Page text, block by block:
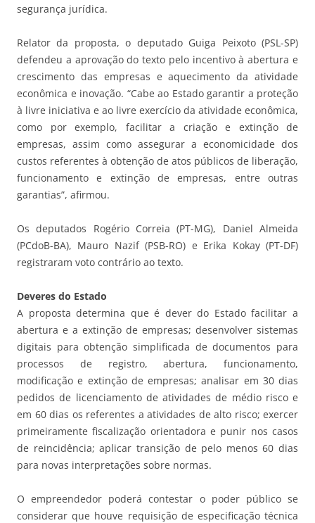
segurança jurídica.
Relator da proposta, o deputado Guiga Peixoto (PSL-SP)
defendeu a aprovação do texto pelo incentivo à abertura e
crescimento das empresas e aquecimento da atividade
econômica e inovação. “Cabe ao Estado garantir a proteção
à livre iniciativa e ao livre exercício da atividade econômica,
como por exemplo, facilitar a criação e extinção de
empresas, assim como assegurar a economicidade dos
custos referentes à obtenção de atos públicos de liberação,
funcionamento e extinção de empresas, entre outras
garantias”, afirmou.
Os deputados Rogério Correia (PT-MG), Daniel Almeida
(PCdoB-BA), Mauro Nazif (PSB-RO) e Erika Kokay (PT-DF)
registraram voto contrário ao texto.
Deveres do Estado
A proposta determina que é dever do Estado facilitar a
abertura e a extinção de empresas; desenvolver sistemas
digitais para obtenção simplificada de documentos para
processos de registro, abertura, funcionamento,
modificação e extinção de empresas; analisar em 30 dias
pedidos de licenciamento de atividades de médio risco e
em 60 dias os referentes a atividades de alto risco; exercer
primeiramente fiscalização orientadora e punir nos casos
de reincidência; aplicar transição de pelo menos 60 dias
para novas interpretações sobre normas.
O empreendedor poderá contestar o poder público se
considerar que houve requisição de especificação técnica